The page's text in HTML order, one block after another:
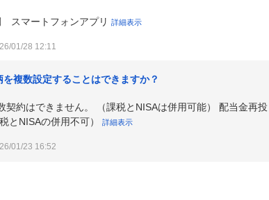
スマートフォンアプリ詳細表示
01/28 12:11
複数設定することはできますか？
約はできません。 （課税とNISAは併用可能） 配当金再投
とNISAの併用不可）詳細表示
01/23 16:52